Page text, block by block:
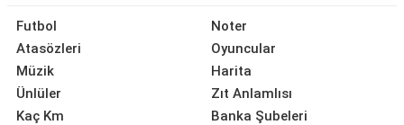
Futbol
Atasözleri
Müzik
Ünlüler
Kaç Km
Noter
Oyuncular
Harita
Zıt Anlamlısı
Banka Şubeleri